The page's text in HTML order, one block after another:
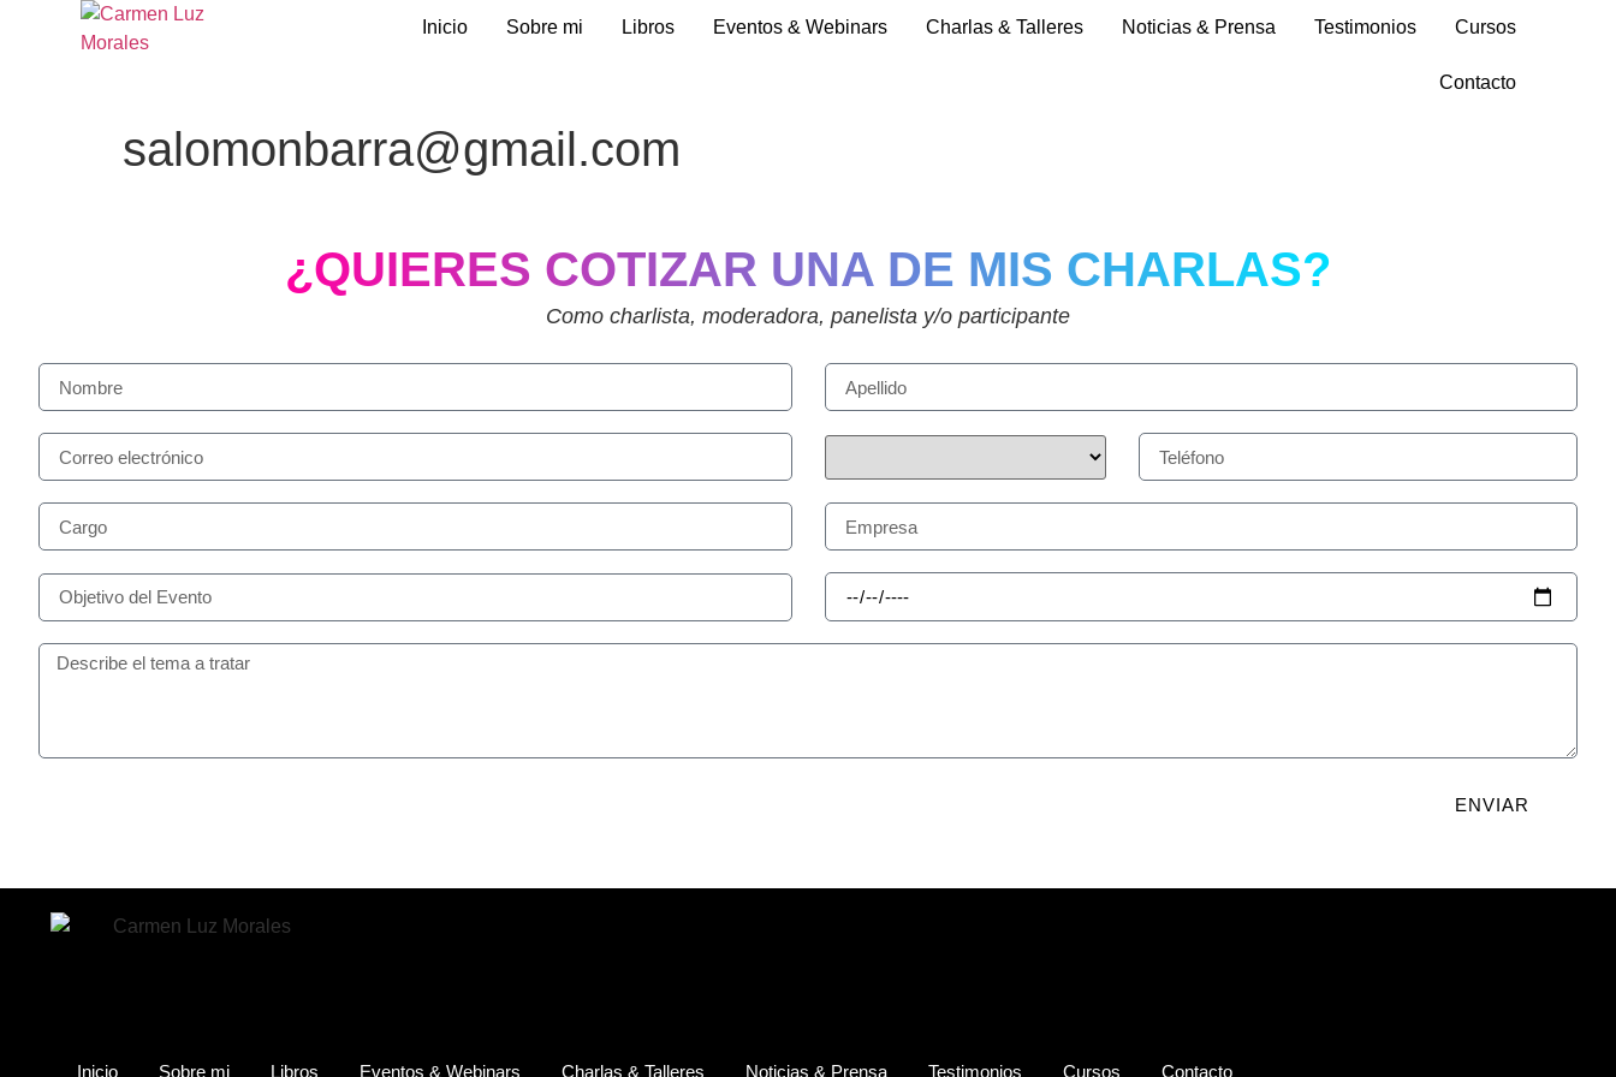
Inicio Sobre mi Libros Eventos & Webinars Charlas & Talleres Noticias & Prensa Testimonios Cursos
Contacto
salomonbarra@gmail.com
¿QUIERES COTIZAR UNA DE MIS CHARLAS?
Como charlista, moderadora, panelista y/o participante
ENVIAR
Inicio Sobre mi Libros Eventos & Webinars Charlas & Talleres Noticias & Prensa Testimonios Cursos Contacto